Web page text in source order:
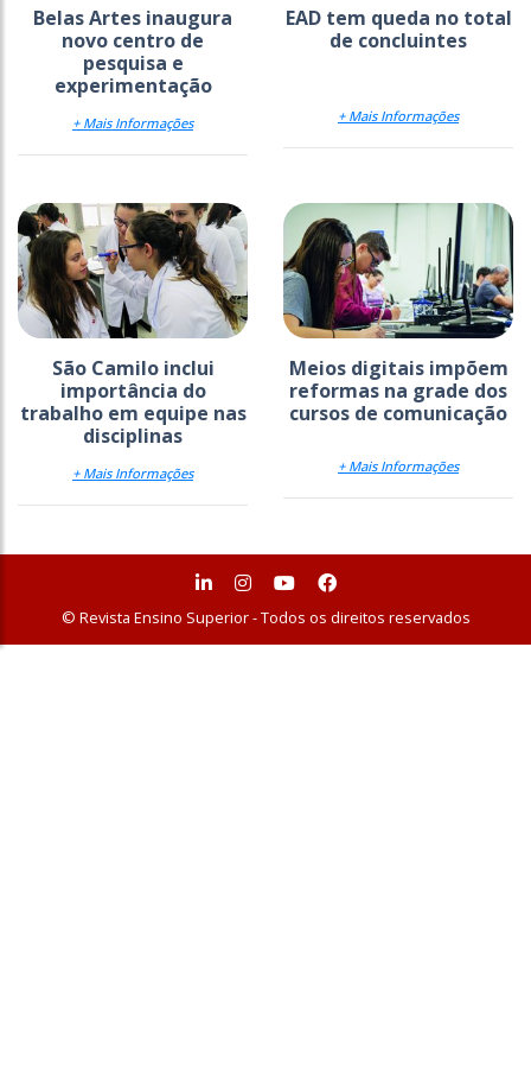
Belas Artes inaugura
novo centro de
pesquisa e
experimentação
+ Mais Informações
EAD tem queda no total
de concluintes
+ Mais Informações
São Camilo inclui
importância do
trabalho em equipe nas
disciplinas
+ Mais Informações
Meios digitais impõem
reformas na grade dos
cursos de comunicação
+ Mais Informações
© Revista Ensino Superior - Todos os direitos reservados